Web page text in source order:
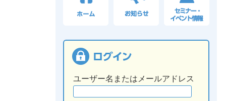
ユーザー名またはメールアドレス